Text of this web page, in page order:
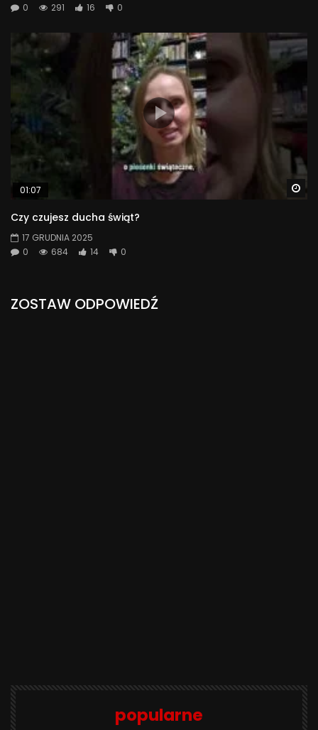
0 291 16 0
01:07
Czy czujesz ducha świąt?
17 GRUDNIA 2025
0
684 14 0
ZOSTAW ODPOWIEDŹ
popularne